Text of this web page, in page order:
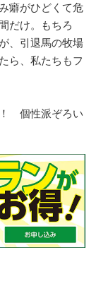
癖がひどくて危
だけ。もちろ
、引退馬の牧場
ら、私たちもフ
個性派ぞろい